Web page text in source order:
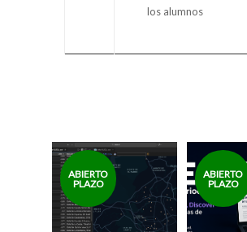
los alumnos